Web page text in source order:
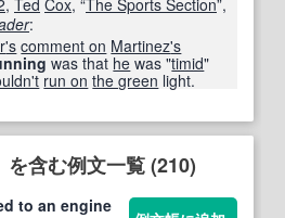
:
's comment on Martinez's
was that he was "timid"
run on the green light.
を含む例文一覧 (210)
to an engine